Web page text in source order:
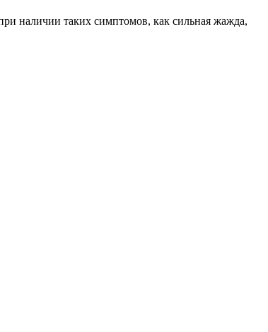
наличии таких симптомов, как сильная жажда,